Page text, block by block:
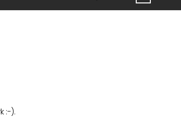
:-).